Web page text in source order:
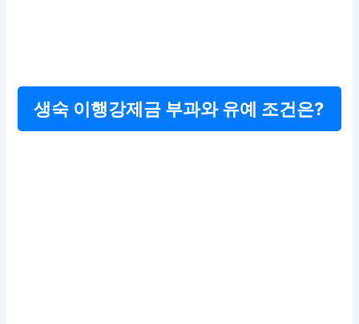
생숙 이행강제금 부과와 유예 조건은?